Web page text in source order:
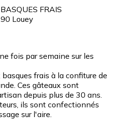
FRAIS
Louey
fois par semaine sur les
frais à la confiture de
Ces gâteaux sont
depuis plus de 30 ans.
ils sont confectionnés
sur l'aire.